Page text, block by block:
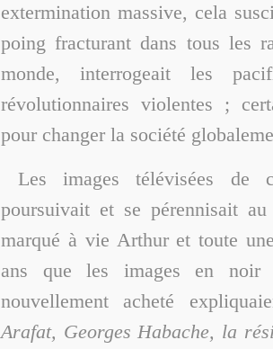
extermination massive, cela
poing fracturant dans tous les
monde, interrogeait les
révolutionnaires violentes ;
pour changer la société
Les images télévisées de
poursuivait et se pérennisait
marqué à vie Arthur et toute
ans que les images en
nouvellement acheté
Arafat, Georges Habache, la